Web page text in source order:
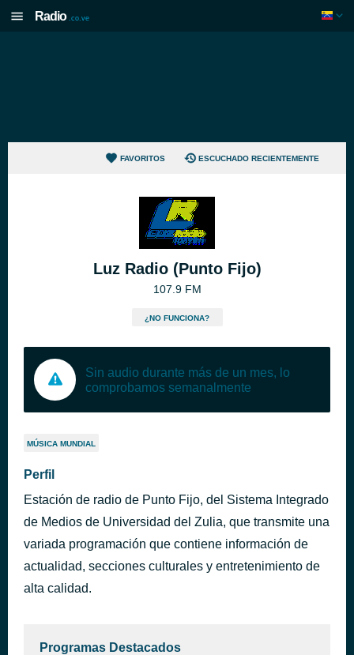
Radio .co.ve
FAVORITOS ESCUCHADO RECIENTEMENTE
Luz Radio (Punto Fijo)
107.9 FM
¿NO FUNCIONA?
Sin audio durante más de un mes, lo
comprobamos semanalmente
MÚSICA MUNDIAL
Perfil
Estación de radio de Punto Fijo, del Sistema Integrado
de Medios de Universidad del Zulia, que transmite una
variada programación que contiene información de
actualidad, secciones culturales y entretenimiento de
alta calidad.
Programas Destacados